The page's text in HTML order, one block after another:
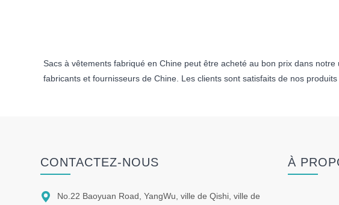
Sacs à vêtements fabriqué en Chine peut être acheté au bon prix dans
fabricants et fournisseurs de Chine. Les clients sont satisfaits de nos
CONTACTEZ-NOUS

No.22 Baoyuan Road, YangWu, ville de Qishi, ville de
À